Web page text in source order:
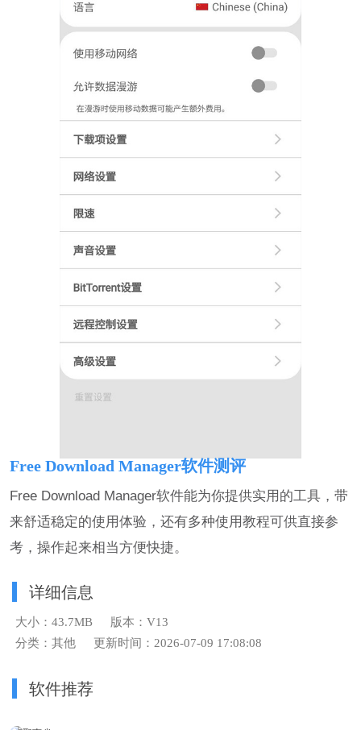
Free Download Manager软件测评
Free Download Manager软件能为你提供实用的工具，带
来舒适稳定的使用体验，还有多种使用教程可供直接参
考，操作起来相当方便快捷。
详细信息
大小：43.7MB
版本：V13
分类：其他
更新时间：2026-07-09 17:08:08
软件推荐